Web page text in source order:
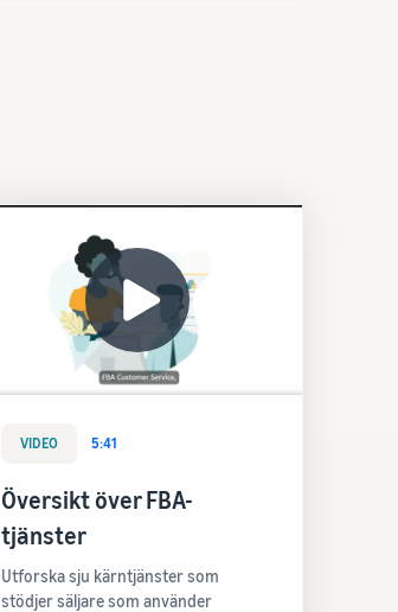
VIDEO 5:41
Översikt över FBA-
tjänster
Utforska sju kärntjänster som
stödjer säljare som använder